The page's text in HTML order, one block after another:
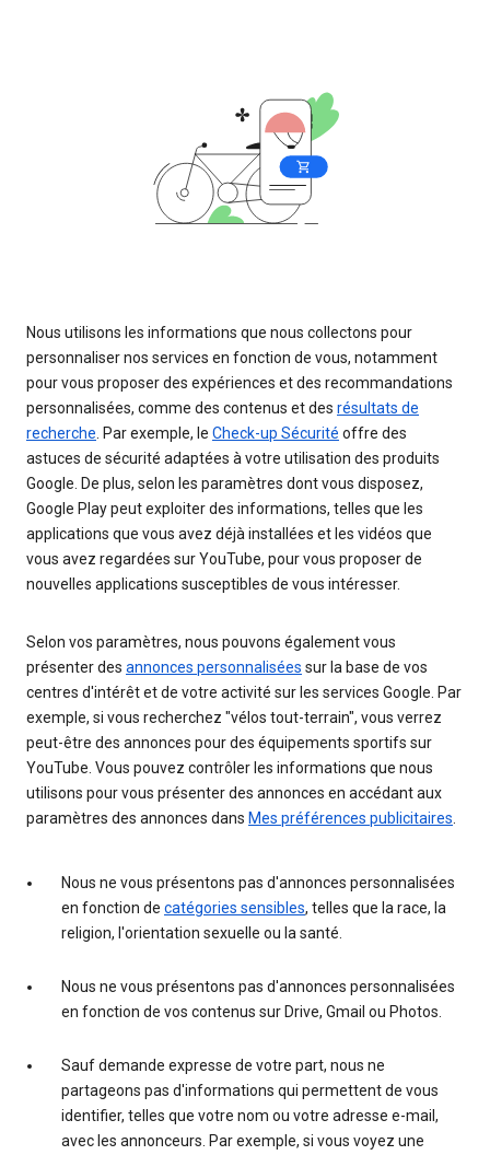
Nous utilisons les informations que nous collectons pour
personnaliser nos services en fonction de vous, notamment
pour vous proposer des expériences et des recommandations
personnalisées, comme des contenus et des résultats de
recherche . Par exemple, le Check-up Sécurité offre des
astuces de sécurité adaptées à votre utilisation des produits
Google. De plus, selon les paramètres dont vous disposez,
Google Play peut exploiter des informations, telles que les
applications que vous avez déjà installées et les vidéos que
vous avez regardées sur YouTube, pour vous proposer de
nouvelles applications susceptibles de vous intéresser.
Selon vos paramètres, nous pouvons également vous
présenter des annonces personnalisées sur la base de vos
centres d'intérêt et de votre activité sur les services Google. Par
exemple, si vous recherchez "vélos tout-terrain", vous verrez
peut-être des annonces pour des équipements sportifs sur
YouTube. Vous pouvez contrôler les informations que nous
utilisons pour vous présenter des annonces en accédant aux
paramètres des annonces dans Mes préférences publicitaires
Nous ne vous présentons pas d'annonces personnalisées
en fonction de catégories sensibles, telles que la race, la
religion, l'orientation sexuelle ou la santé.
Nous ne vous présentons pas d'annonces personnalisées
en fonction de vos contenus sur Drive, Gmail ou Photos.
Sauf demande expresse de votre part, nous ne
partageons pas d'informations qui permettent de vous
identifier, telles que votre nom ou votre adresse e-mail,
avec les annonceurs. Par exemple, si vous voyez une